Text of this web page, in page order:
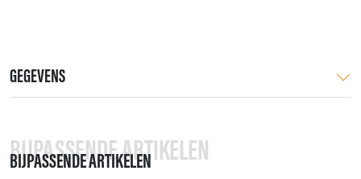
GEGEVENS
BIJPASSENDE ARTIKELEN
BIJPASSENDE ARTIKELEN